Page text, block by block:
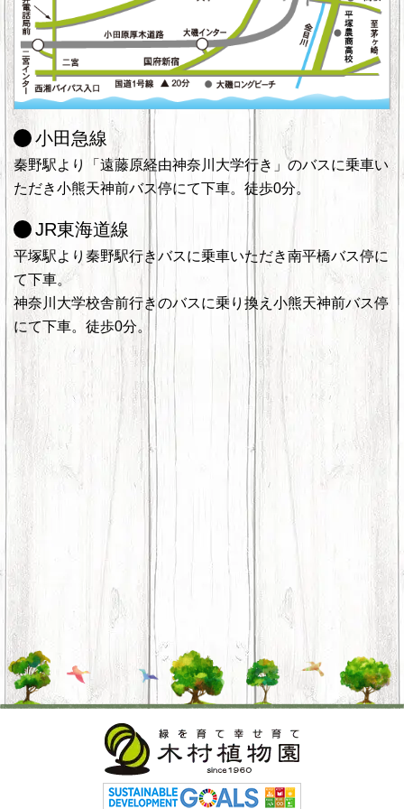
小田急線
秦野駅より「遠藤原経由神奈川大学行き」のバスに乗車い
ただき小熊天神前バス停にて下車。徒歩0分。
JR東海道線
平塚駅より秦野駅行きバスに乗車いただき南平橋バス停に
て下車。
神奈川大学校舎前行きのバスに乗り換え小熊天神前バス停
にて下車。徒歩0分。